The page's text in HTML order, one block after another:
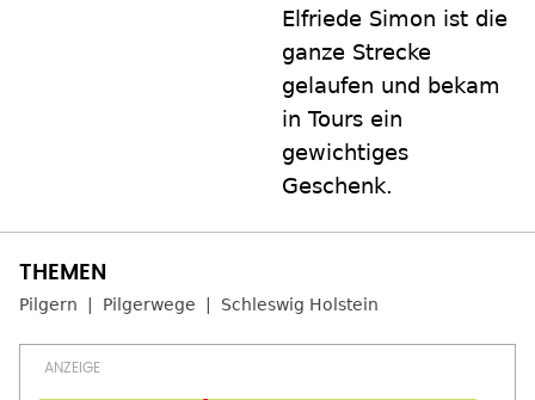
Elfriede Simon ist die
ganze Strecke
gelaufen und bekam
in Tours ein
gewichtiges
Geschenk.
Pilgern Pilgerwege Schleswig Holstein